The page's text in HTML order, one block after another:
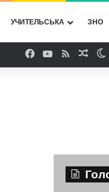
УЧИТЕЛЬСЬКА ЗНО
Facebook
YouTube
RSS